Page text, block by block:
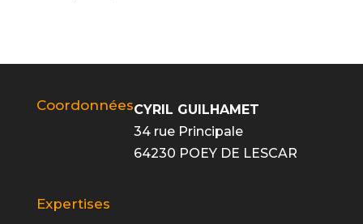
CoordonnéesCYRIL GUILHAMET
34 rue Principale
64230 POEY DE LESCAR
Expertises